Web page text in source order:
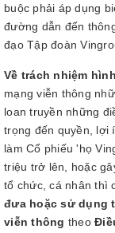
buộc phải áp dụng
đường dẫn đến
đạo Tập đoàn
Về trách nhiệm
mạng viễn thông
loan truyền những
trọng đến quyền, lợi
làm Cổ phiếu 'họ
triệu trở lên, hoặc
tổ chức, cá nhân thì
đưa hoặc sử dụng
viễn thông theo